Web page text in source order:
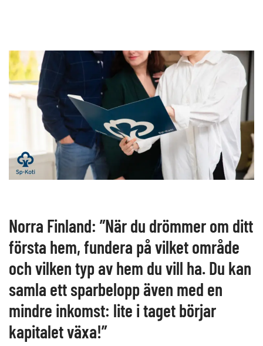
Norra Finland: ”När du drömmer om ditt
första hem, fundera på vilket område
och vilken typ av hem du vill ha. Du kan
samla ett sparbelopp även med en
mindre inkomst: lite i taget börjar
kapitalet växa!”